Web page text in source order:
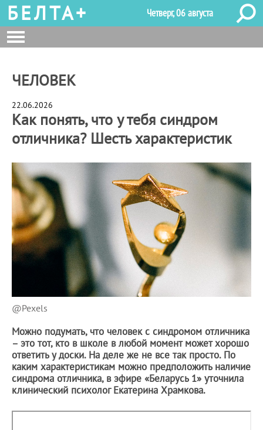
БЕЛТА+ Четверг, 06 августа
ЧЕЛОВЕК
22.06.2026
Как понять, что у тебя синдром
отличника? Шесть характеристик
@Pexels
Можно подумать, что человек с синдромом отличника
– это тот, кто в школе в любой момент может хорошо
ответить у доски. На деле же не все так просто. По
каким характеристикам можно предположить наличие
синдрома отличника, в эфире «Беларусь 1» уточнила
клинический психолог Екатерина Храмкова.